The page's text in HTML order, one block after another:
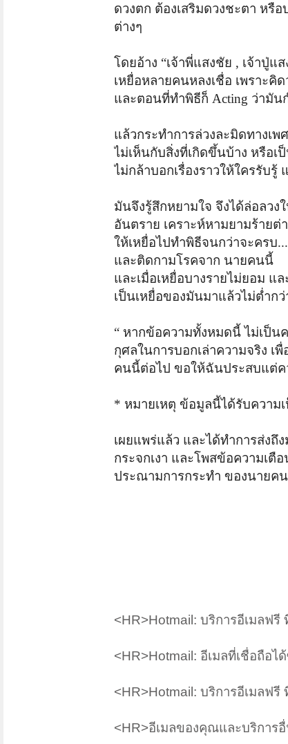
ดวงตก ต้องเสริมดวงชะตา หรื
ต่างๆ
โดยอ้าง “เจ้าพี่แสงชัย , เจ้าปู่
เหยื่อหลายคนหลงเชื่อ เพราะคิ
และตอนที่ทำพิธีก็ Acting ว่ามัน
แล้วกระทำการล่วงละมิดทางเ
ไม่เห็นกับสิ่งที่เกิดขึ้นบ้าง หรือเ
ไม่กล้าบอกเรื่องราวให้ใครรับ
มันจึงรู้สึกหยามใจ จึงได้ล่อลวง
อันตราย เคราะห์หามยามร้ายต่
ให้เหยื่อไปทำพิธีจนกว่าจะครบ
และติดกามโรคจาก นายคนนี้
และเมื่อเหยื่อบางรายไม่ยอม
เป็นเหยื่อของมันมาแล้วไม่ต่ำกว่
“ หากข้อความทั้งหมดนี้ ไม่เป็น
กุศลในการบอกเล่าความจริง เ
คนนี้ต่อไป ขอให้ฉันประสบแต่ค
* หมายเหตุ ข้อมูลนี้ได้รับความ
เผยแพร่แล้ว และได้ทำการส่ง
กระจกเงา และโพสข้อความเตื
ประณามการกระทำ ของนายค
<HR>Hotmail: บริการอีเมลฟ
<HR>Hotmail: อีเมลที่เชื่อถือ
<HR>Hotmail: บริการอีเมลฟ
<HR>อีเมลของคุณและบริการ